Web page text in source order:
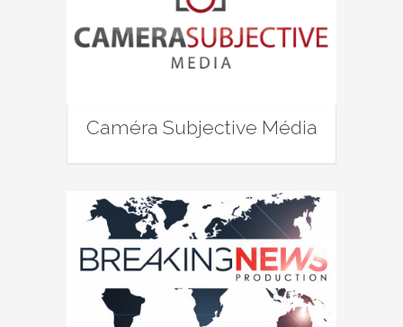
Caméra Subjective Média